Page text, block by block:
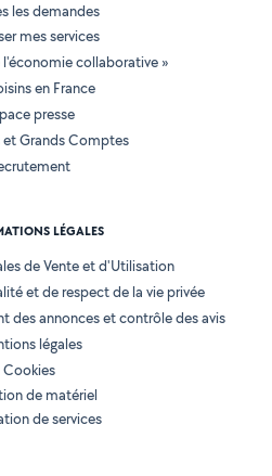
les demandes
mes services
l'économie collaborative »
en France
presse
et Grands Comptes
LÉGALES
de Vente et d'Utilisation
et de respect de la vie privée
des annonces et contrôle des avis
légales
Cookies
de matériel
de services